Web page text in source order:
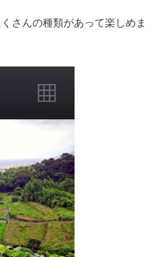
さんの種類があって楽しめま